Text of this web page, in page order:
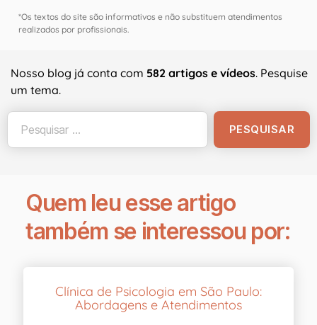
*Os textos do site são informativos e não substituem atendimentos
realizados por profissionais.
Nosso blog já conta com 582 artigos e vídeos. Pesquise
um tema.
Quem leu esse artigo
também se interessou por:
Clínica de Psicologia em São Paulo:
Abordagens e Atendimentos